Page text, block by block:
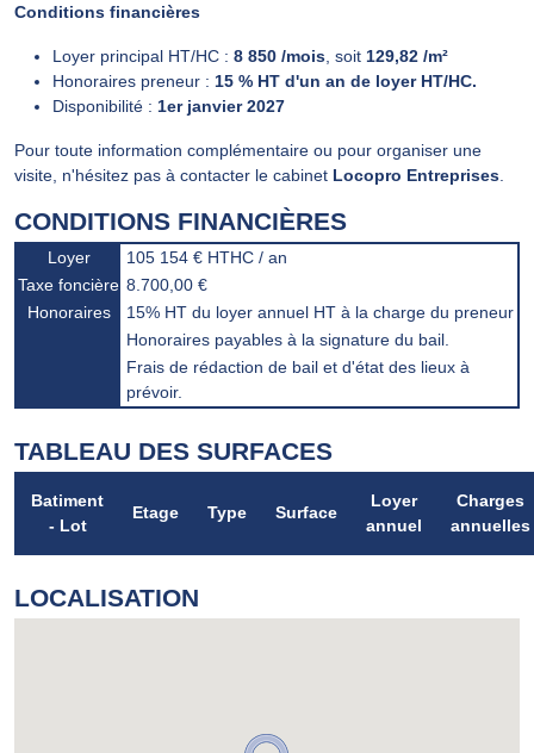
Conditions financières
Loyer principal HT/HC : 8 850 /mois , soit 129,82 /m²
Honoraires preneur : 15 % HT d'un an de loyer HT/HC.
Disponibilité : 1er janvier 2027
Pour toute information complémentaire ou pour organiser une
visite, n'hésitez pas à contacter le cabinet Locopro Entreprises
CONDITIONS FINANCIÈRES
Loyer
105 154 € HTHC / an
Taxe foncière 8.700,00 €
Honoraires
15% HT du loyer annuel HT à la charge du preneur
Honoraires payables à la signature du bail.
Frais de rédaction de bail et d'état des lieux à
prévoir.
TABLEAU DES SURFACES
Batiment
- Lot
Etage Type Surface
Loyer
annuel
Charges
annuelles
LOCALISATION